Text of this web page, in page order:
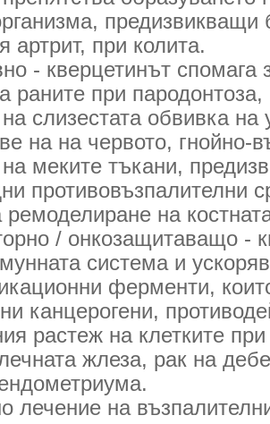
предизвикващи
артрит, при колита.
- кверцетинът спомага
раните при
слизестата обвивка на
на на червото, гнойно-
меките тъкани,
противовъзпалителни
ремоделиране на
/ онкозащитаващо -
система и
ферменти,
канцерогени,
растеж на клетките
жлеза, рак на
лечение на